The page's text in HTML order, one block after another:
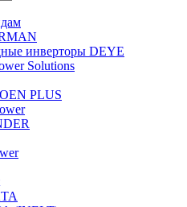
инверторы DEYE
Solutions
PLUS